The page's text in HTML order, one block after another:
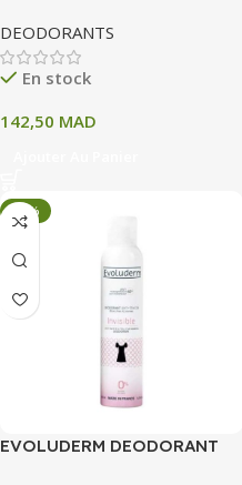
VERA ET SAUGE 50 ML
DEODORANTS
En stock
142,50 MAD
-34%
EVOLUDERM DEODORANT